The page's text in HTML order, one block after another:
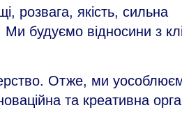
розвага, якість, сильна
будуємо відносини з
Отже, ми
та креативна